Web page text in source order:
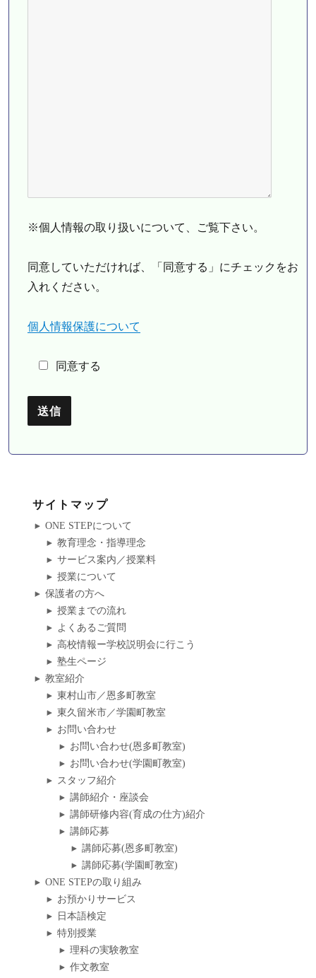
※個人情報の取り扱いについて、ご覧下さい。
同意していただければ、「同意する」にチェックをお
入れください。
個人情報保護について
同意する
サイトマップ
ONE STEPについて
教育理念・指導理念
サービス案内／授業料
授業について
保護者の方へ
授業までの流れ
よくあるご質問
高校情報ー学校説明会に行こう
塾生ページ
教室紹介
東村山市／恩多町教室
東久留米市／学園町教室
お問い合わせ
お問い合わせ(恩多町教室)
お問い合わせ(学園町教室)
スタッフ紹介
講師紹介・座談会
講師研修内容(育成の仕方)紹介
講師応募
講師応募(恩多町教室)
講師応募(学園町教室)
ONE STEPの取り組み
お預かりサービス
日本語検定
特別授業
理科の実験教室
作文教室